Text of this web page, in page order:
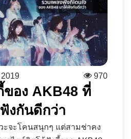
970
ของ AKB48 ที่
งกันดีกว่า
ะจะโคนสนุกๆ แต่สามช่าคง